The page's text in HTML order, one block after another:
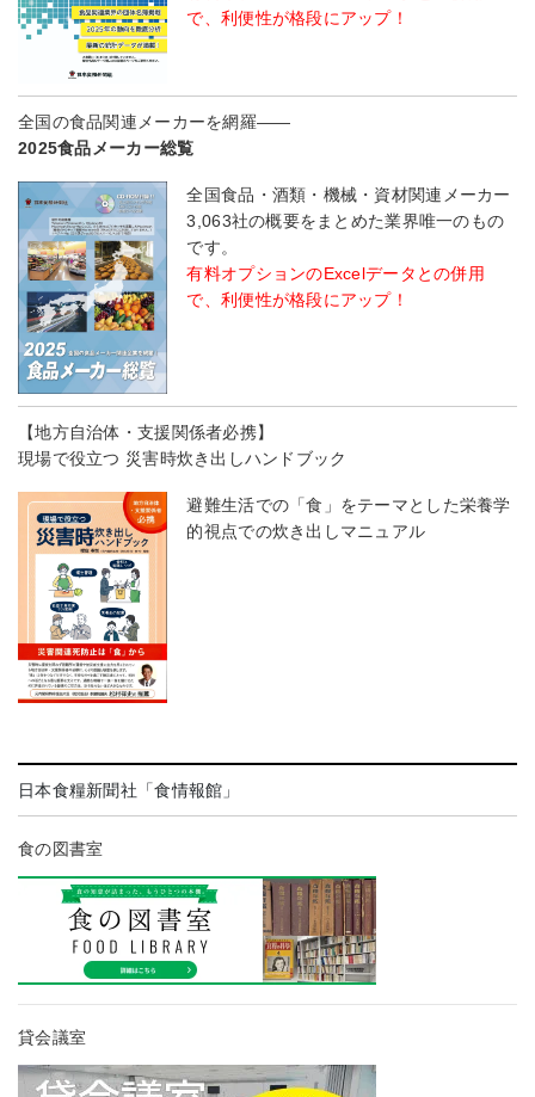
で、利便性が格段にアップ！
全国の食品関連メーカーを網羅――
2025食品メーカー総覧
全国食品・酒類・機械・資材関連メーカー
3,063社の概要をまとめた業界唯一のもの
です。
有料オプションのExcelデータとの併用
で、利便性が格段にアップ！
【地方自治体・支援関係者必携】
現場で役立つ 災害時炊き出しハンドブック
避難生活での「食」をテーマとした栄養学
的視点での炊き出しマニュアル
日本食糧新聞社「食情報館」
食の図書室
貸会議室